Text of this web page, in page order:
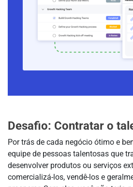
Desafio: Contratar o
Por trás de cada negócio ótimo e
equipe de pessoas talentosas que
desenvolver produtos ou serviços
comercializá-los, vendê-los e